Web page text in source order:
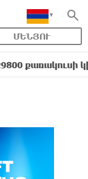
ՄԵՆՅՈՒ